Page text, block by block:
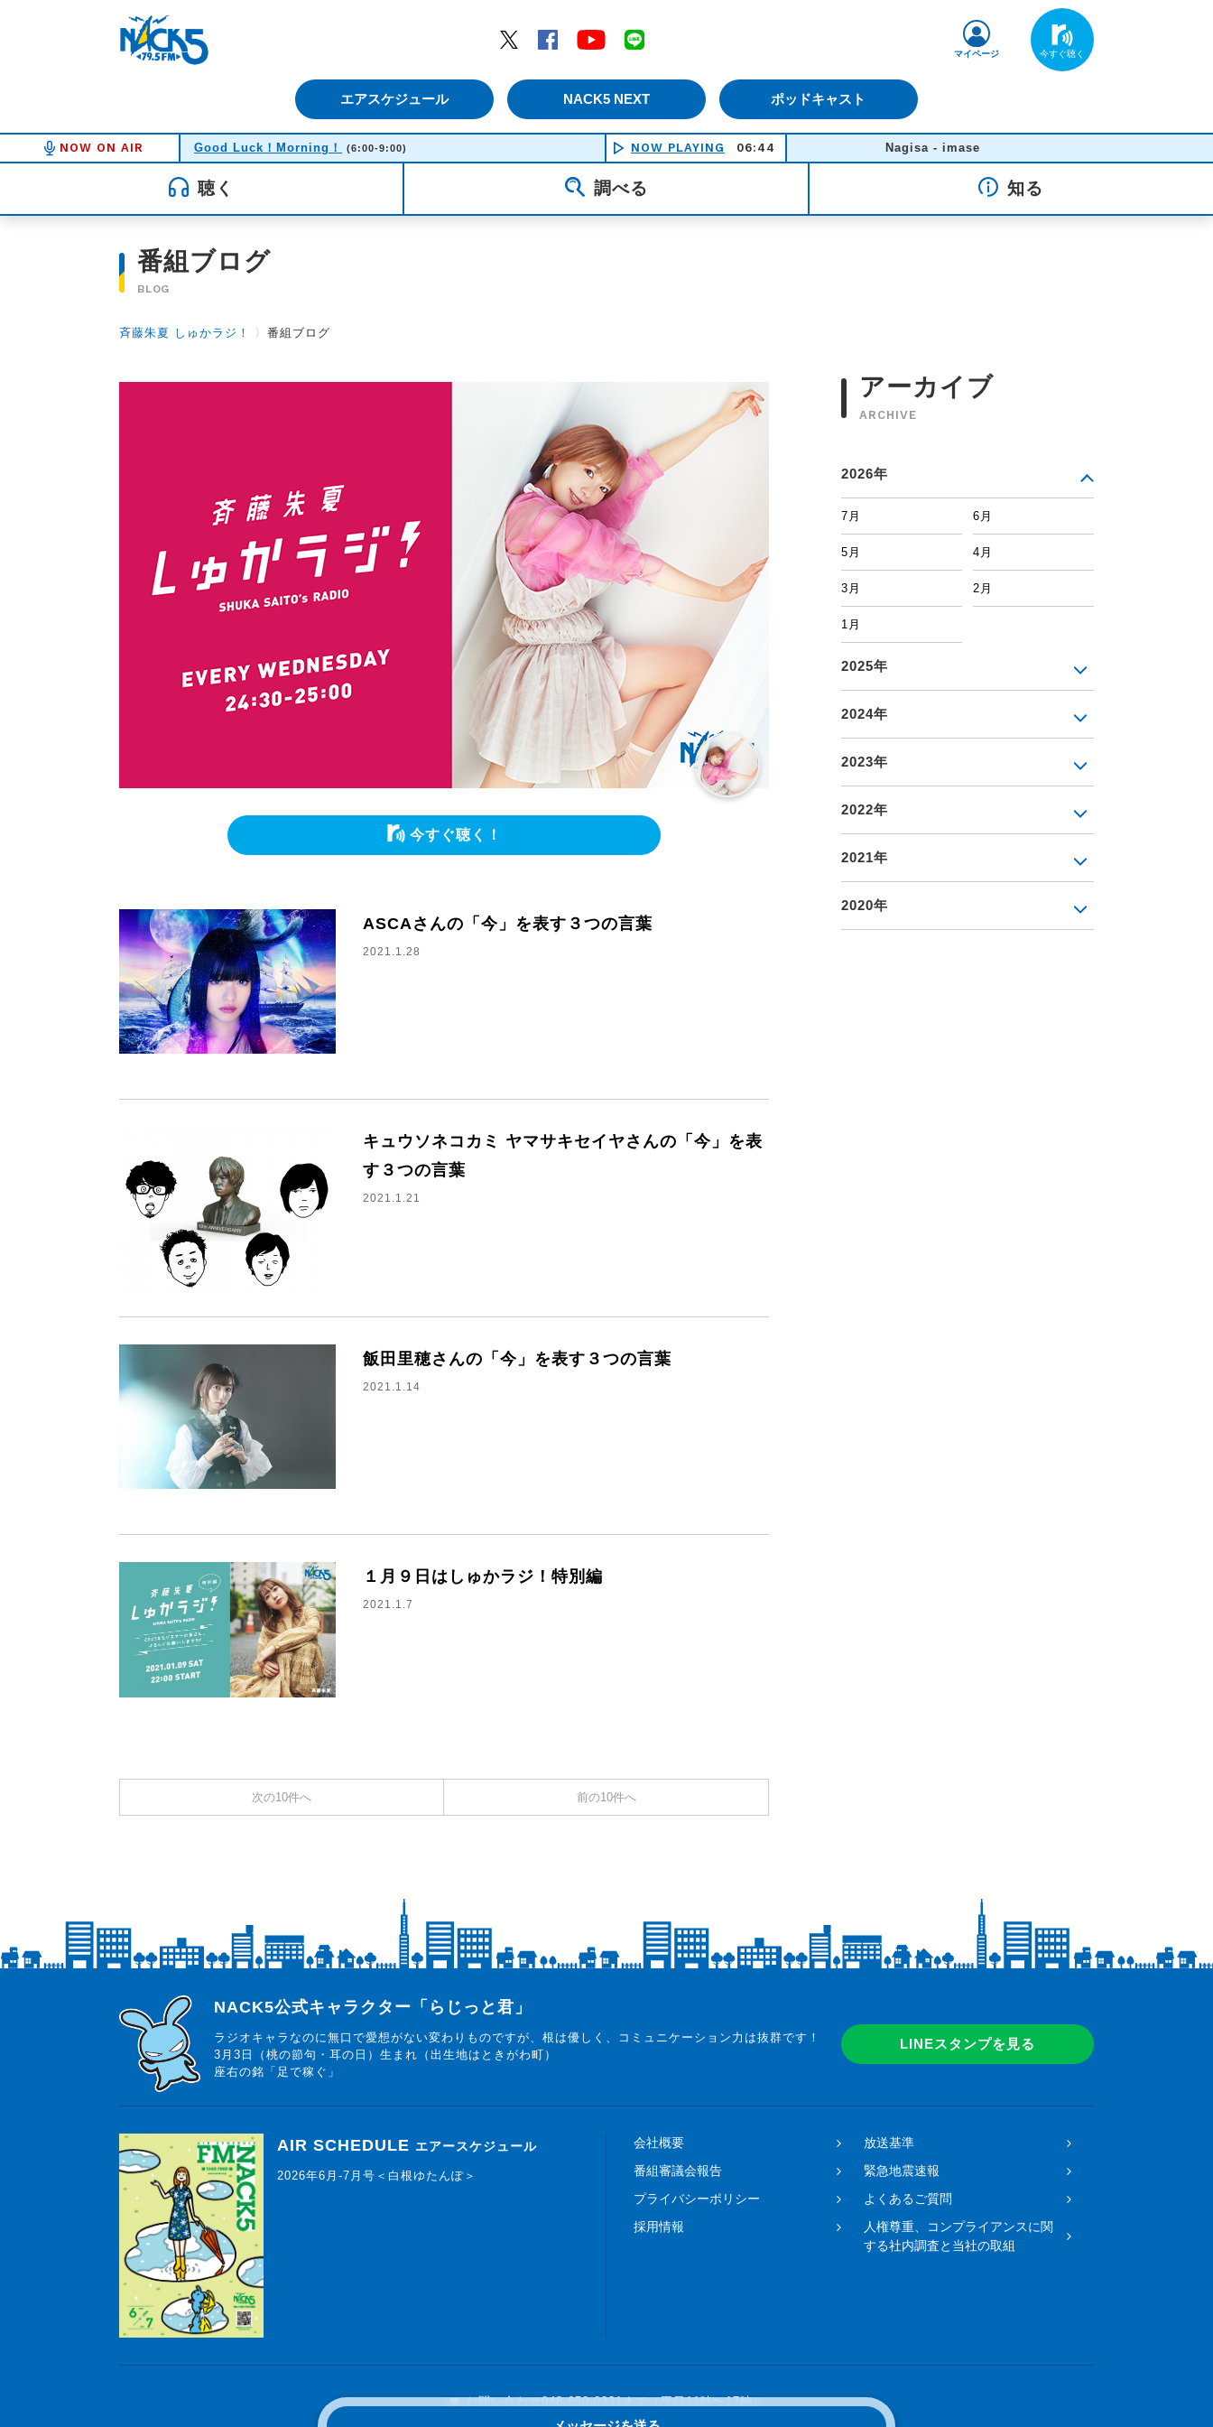
Twitter
Facebook YouTube
エアスケジュール NACK5 NEXT ポッドキャスト
マイページ
NOW ON AIR Good Luck！Morning！ (6:00-9:00) NOW PLAYING 06:44 Nagisa - imase
聴く 調べる 知る
番組ブログ
BLOG
斉藤朱夏 しゅかラジ！ 〉 番組ブログ
今すぐ聴く！
ASCAさんの「今」を表す３つの言葉
2021.1.28
キュウソネコカミ ヤマサキセイヤさんの「今」を表
す３つの言葉
2021.1.21
飯田里穂さんの「今」を表す３つの言葉
2021.1.14
１月９日はしゅかラジ！特別編
2021.1.7
次の10件へ 前の10件へ
アーカイブ
ARCHIVE
2026年
7月 6月
5月 4月
3月 2月
1月
2025年
2024年
2023年
2022年
2021年
2020年
らじっと君
NACK5公式キャラクター「らじっと君」
ラジオキャラなのに無口で愛想がない変わりものですが、根は優しく、コミュニケーション力は抜群です！
3月3日（桃の節句・耳の日）生まれ（出生地はときがわ町）
座右の銘「足で稼ぐ」
LINEスタンプを見る
AIR SCHEDULE エアースケジュール
2026年6月-7月号＜白根ゆたんぽ＞
会社概要
放送基準
番組審議会報告
緊急地震速報
プライバシーポリシー
よくあるご質問
採用情報
人権尊重、コンプライアンスに関
する社内調査と当社の取組
☎ お問い合わせ048-650-0331まで（平日11時〜17時）